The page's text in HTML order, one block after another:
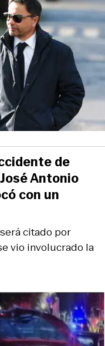
citado por
vio involucrado la
de
Antonio
con un